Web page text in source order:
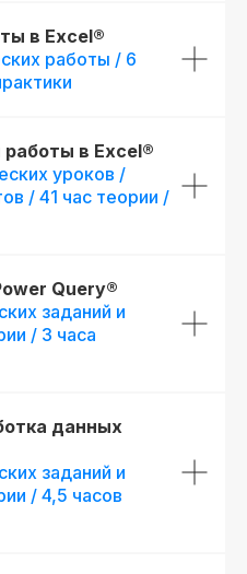
в Excel®
работы / 6
в Excel®
уроков /
/ 41 час теории /
Query®
заданий и
/ 3 часа
данных
заданий и
/ 4,5 часов